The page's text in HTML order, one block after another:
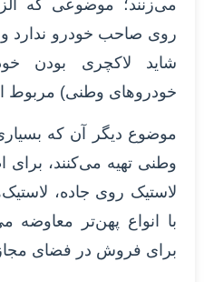
می‌زنند؛ موضوعی که
روی صاحب خودرو ندارد و
شاید لاکچری بودن
خودروهای وطنی)
موضوع دیگر آن که
وطنی تهیه می‌کنند، برای
لاستیک روی جاده،
با انواع پهن‌تر معاوضه
برای فروش در فضای